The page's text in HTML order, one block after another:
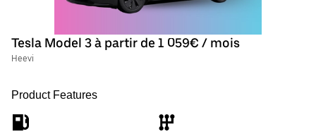
Tesla Model 3 à partir de 1 059€ / mois
Heevi
Product Features